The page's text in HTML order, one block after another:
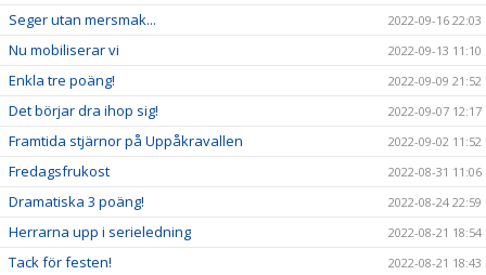
Seger utan mersmak... 2022-09-16 22:03
Nu mobiliserar vi 2022-09-13 11:10
Enkla tre poäng! 2022-09-09 21:52
Det börjar dra ihop sig! 2022-09-07 12:17
Framtida stjärnor på Uppåkravallen 2022-09-02 11:52
Fredagsfrukost 2022-08-31 11:06
Dramatiska 3 poäng! 2022-08-24 22:59
Herrarna upp i serieledning 2022-08-21 18:54
Tack för festen! 2022-08-21 18:43